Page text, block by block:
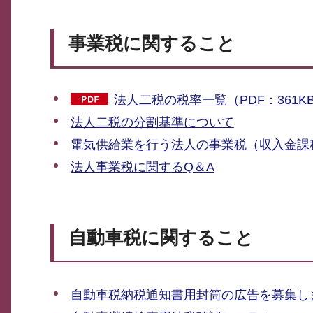
事業税に関すること
法人二税の税率一覧（PDF：361KB
法人二税の分割基準について
電気供給業を行う法人の事業税（収入金課
法人事業税に関するQ＆A
自動車税に関すること
自動車税納税通知書用封筒の広告を募集し